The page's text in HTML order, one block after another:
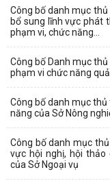
Công bố danh mục
bổ sung lĩnh vực phát
phạm vi, chức năng...
Công bố Danh mục
phạm vi chức năng
Công bố danh mục
năng của Sở Nông
Công bố danh mục
vực hội nghị, hội thảo
của Sở Ngoại vụ